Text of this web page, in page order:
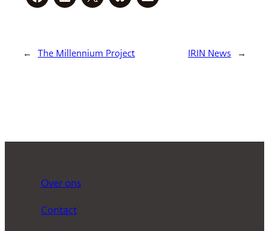
← The Millennium Project IRIN News →
Over ons
Contact